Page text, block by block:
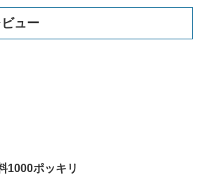
ュー
1000ポッキリ